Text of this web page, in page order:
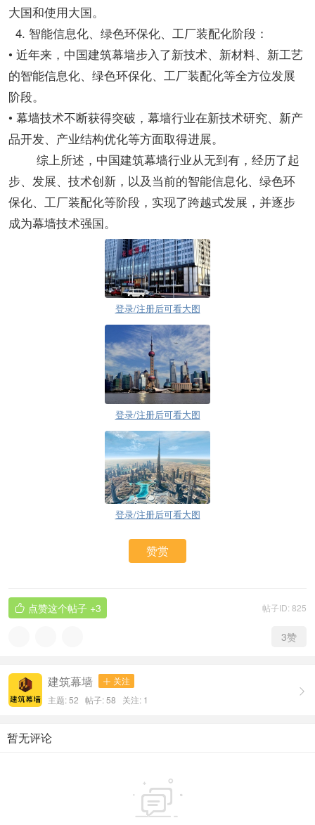
大国和使用大国。
4. 智能信息化、绿色环保化、工厂装配化阶段：
• 近年来，中国建筑幕墙步入了新技术、新材料、新工艺
的智能信息化、绿色环保化、工厂装配化等全方位发展
阶段。
• 幕墙技术不断获得突破，幕墙行业在新技术研究、新产
品开发、产业结构优化等方面取得进展。
综上所述，中国建筑幕墙行业从无到有，经历了起
步、发展、技术创新，以及当前的智能信息化、绿色环
保化、工厂装配化等阶段，实现了跨越式发展，并逐步
成为幕墙技术强国。
登录/注册后可看大图
登录/注册后可看大图
登录/注册后可看大图
赞赏
帖子ID: 825
 点赞这个帖子 +3
3赞

建筑幕墙  关注
主题: 52 帖子: 58 关注: 1
暂无评论
